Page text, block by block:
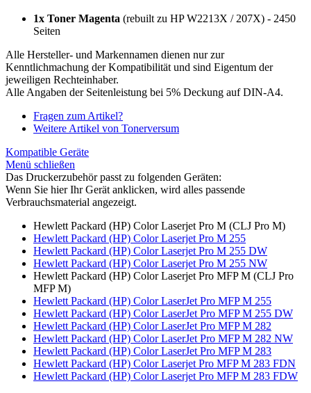
1x Toner Magenta (rebuilt zu HP W2213X / 207X) - 2450
Seiten
Alle Hersteller- und Markennamen dienen nur zur
Kenntlichmachung der Kompatibilität und sind Eigentum der
jeweiligen Rechteinhaber.
Alle Angaben der Seitenleistung bei 5% Deckung auf DIN-A4.
Fragen zum Artikel?
Weitere Artikel von Tonerversum
Kompatible Geräte
Menü schließen
Das Druckerzubehör passt zu folgenden Geräten:
Wenn Sie hier Ihr Gerät anklicken, wird alles passende
Verbrauchsmaterial angezeigt.
Hewlett Packard (HP) Color Laserjet Pro M (CLJ Pro M)
Hewlett Packard (HP) Color Laserjet Pro M 255
Hewlett Packard (HP) Color Laserjet Pro M 255 DW
Hewlett Packard (HP) Color Laserjet Pro M 255 NW
Hewlett Packard (HP) Color Laserjet Pro MFP M (CLJ Pro
MFP M)
Hewlett Packard (HP) Color LaserJet Pro MFP M 255
Hewlett Packard (HP) Color LaserJet Pro MFP M 255 DW
Hewlett Packard (HP) Color LaserJet Pro MFP M 282
Hewlett Packard (HP) Color LaserJet Pro MFP M 282 NW
Hewlett Packard (HP) Color LaserJet Pro MFP M 283
Hewlett Packard (HP) Color Laserjet Pro MFP M 283 FDN
Hewlett Packard (HP) Color Laserjet Pro MFP M 283 FDW